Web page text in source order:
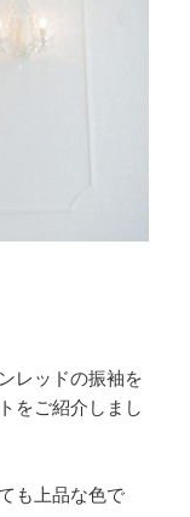
レッドの振袖を
をご紹介しまし
も上品な色で